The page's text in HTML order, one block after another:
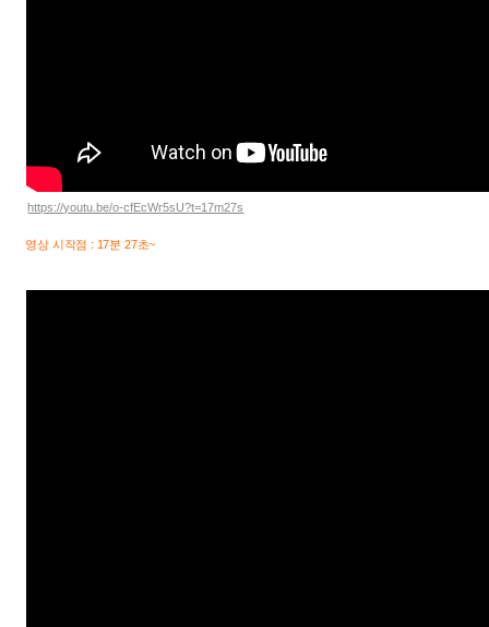
https://youtu.be/o-cfEcWr5sU?t=17m27s
영상 시작점 : 17분 27초~